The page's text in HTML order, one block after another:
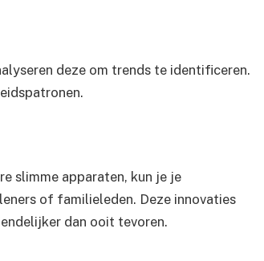
deze om trends te identificeren.
slimme apparaten, kun je je
of familieleden. Deze innovaties
dan ooit tevoren.